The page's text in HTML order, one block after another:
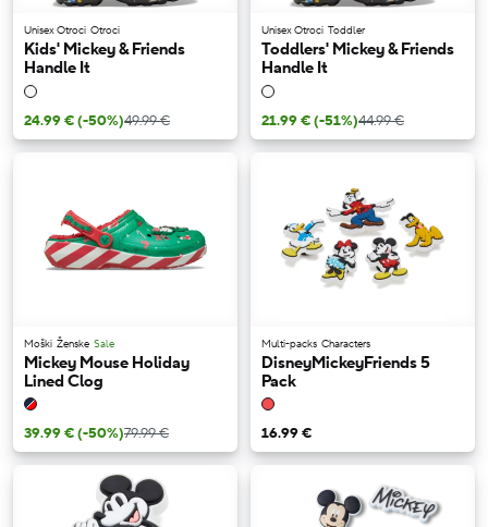
Unisex Otroci Otroci
Kids' Mickey & Friends
Handle It
24.99 €(-50%)49.99 €
Unisex Otroci Toddler
Toddlers' Mickey & Friends
Handle It
21.99 €(-51%)44.99 €
Moški Ženske Sale
Mickey Mouse Holiday
Lined Clog
39.99 €(-50%)79.99 €
Multi-packs Characters
DisneyMickeyFriends 5
Pack
16.99 €